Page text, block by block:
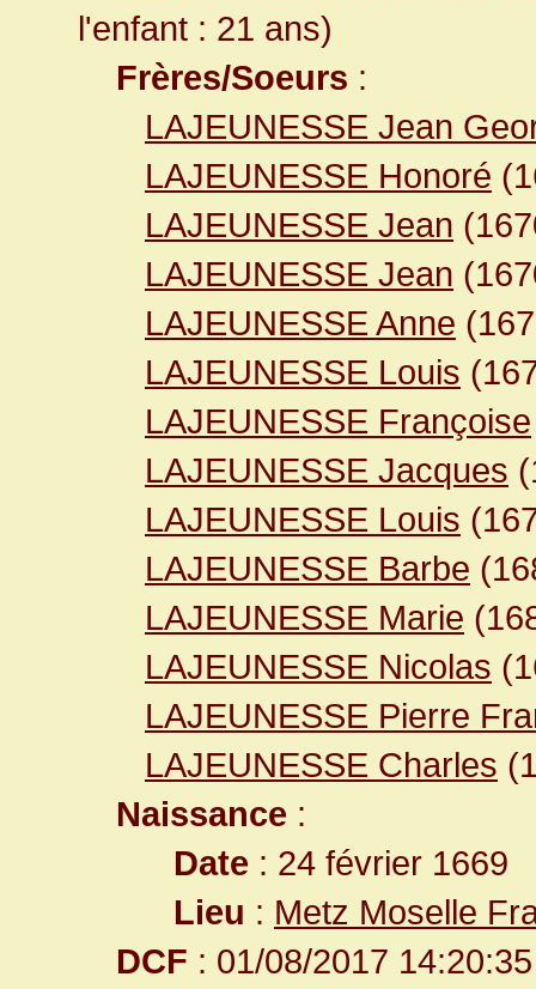
l'enfant : 21 ans)
Frères/Soeurs :
LAJEUNESSE Jean
LAJEUNESSE Honoré
LAJEUNESSE Jean
LAJEUNESSE Jean
LAJEUNESSE Anne
LAJEUNESSE Louis
LAJEUNESSE Françoise
LAJEUNESSE Jacques
LAJEUNESSE Louis
LAJEUNESSE Barbe
LAJEUNESSE Marie
LAJEUNESSE Nicolas
LAJEUNESSE Pierre
LAJEUNESSE Charles
Naissance :
Date : 24 février 1669
Lieu : Metz Moselle
DCF : 01/08/2017 14:20:35